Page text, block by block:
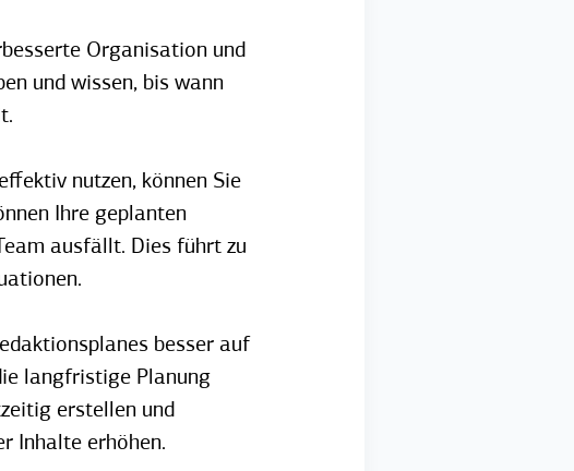
Organisation und
und wissen, bis wann
nutzen, können Sie
Ihre geplanten
ausfällt. Dies führt zu
besser auf
langfristige Planung
erstellen und
Inhalte erhöhen.